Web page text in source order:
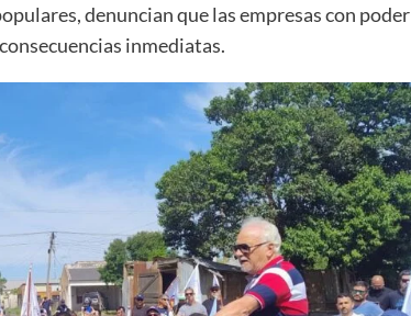
denuncian que las empresas con poder
inmediatas.